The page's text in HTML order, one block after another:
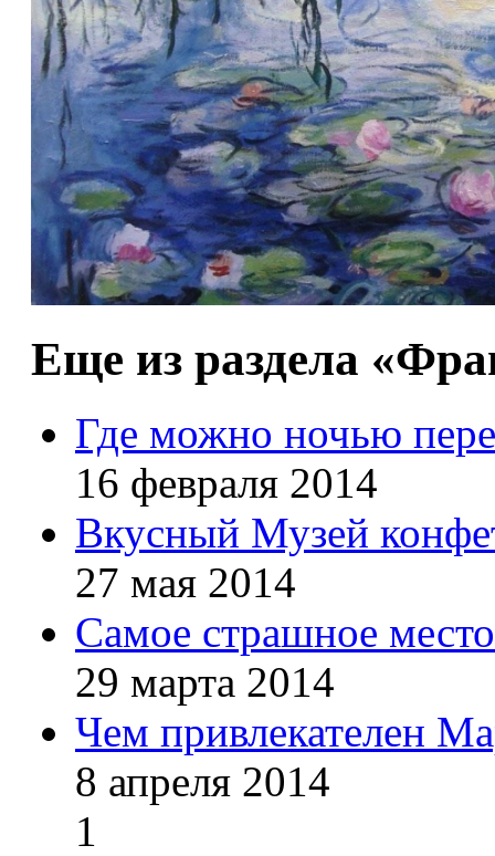
Еще из раздела
Где можно ночью
16 февраля 2014
Вкусный Музей
27 мая 2014
Самое страшное
29 марта 2014
Чем привлекателен
8 апреля 2014
1